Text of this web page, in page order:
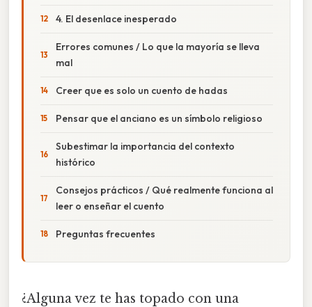
4. El desenlace inesperado
Errores comunes / Lo que la mayoría se lleva
mal
Creer que es solo un cuento de hadas
Pensar que el anciano es un símbolo religioso
Subestimar la importancia del contexto
histórico
Consejos prácticos / Qué realmente funciona al
leer o enseñar el cuento
Preguntas frecuentes
¿Alguna vez te has topado con una